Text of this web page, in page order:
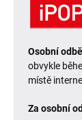
Osobní
obvykle
místě
Za osobní